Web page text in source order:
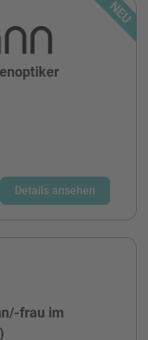
Details ansehen
frau im